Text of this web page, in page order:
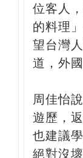
位客人
的料理
望台灣
道，外
周佳怡
遊歷，
也建議
絕對沒